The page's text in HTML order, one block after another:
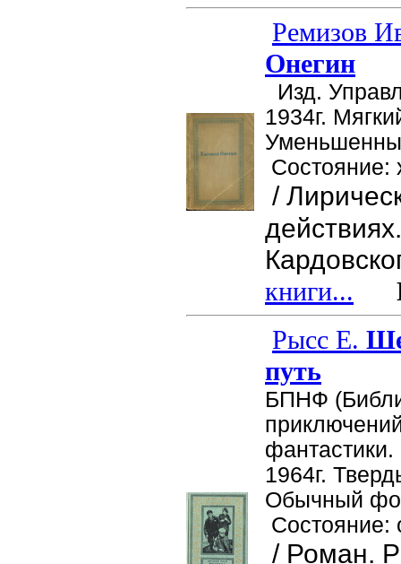
Ремизов
Онегин
Изд.
1934г.
Состояние:
/
книги...
Рысс Е.
путь
БПНФ
1964г.
Обычный
Состояние:
/ Роман.